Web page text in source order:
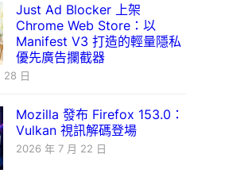
Just Ad Blocker 上架
Chrome Web Store：以
Manifest V3 打造的輕量隱私
優先廣告攔截器
28 日
Mozilla 發布 Firefox 153.0：
Vulkan 視訊解碼登場
2026 年 7 月 22 日